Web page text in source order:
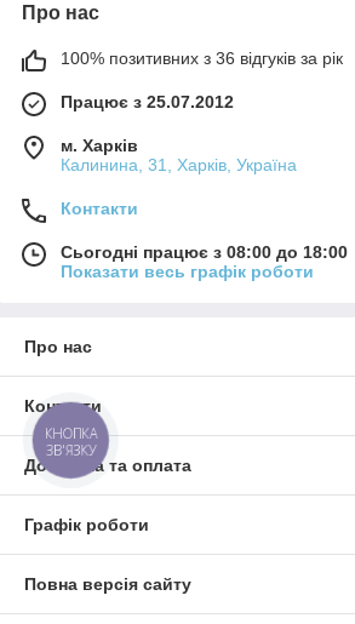
Про нас
100% позитивних з 36 відгуків за рік
Працює з 25.07.2012
м. Харків
Калинина, 31, Харків, Україна
Контакти
Сьогодні працює з 08:00 до 18:00
Показати весь графік роботи
Про нас
Контакти
Доставка та оплата
Графік роботи
Повна версія сайту
КНОПКА
ЗВ'ЯЗКУ